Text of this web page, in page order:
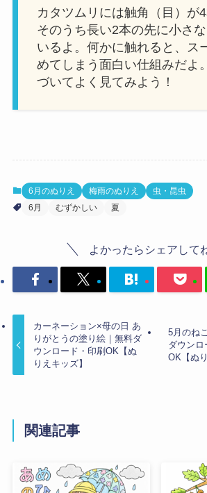
カタツムリには触角（目）が4
そのうち長い2本の先に小さ
いるよ。何かに触れると、ス
めてしまう面白い仕組みだよ
づいてよく見てみよう！
6月のぬりえ 梅雨のぬりえ
虫・昆虫
6月
むずかしい 夏
よかったらシェアして
カーネーション×母の日 あ
りがとうの塗り絵｜無料ダ
ウンロード・印刷OK【ぬ
りえキッズ】
5月のね
ダウンロ
OK【ぬ
関連記事